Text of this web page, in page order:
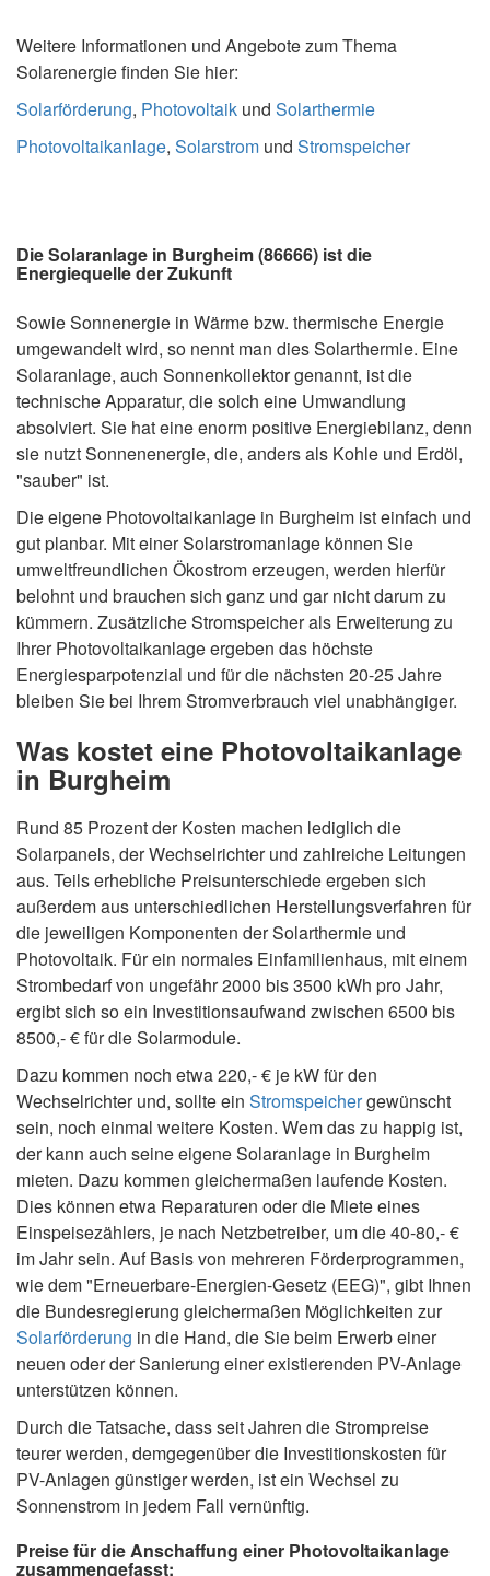
Weitere Informationen und Angebote zum Thema
Solarenergie finden Sie hier:
Solarförderung, Photovoltaik und Solarthermie
Photovoltaikanlage, Solarstrom und Stromspeicher
Die Solaranlage in Burgheim (86666) ist die
Energiequelle der Zukunft
Sowie Sonnenergie in Wärme bzw. thermische Energie
umgewandelt wird, so nennt man dies Solarthermie. Eine
Solaranlage, auch Sonnenkollektor genannt, ist die
technische Apparatur, die solch eine Umwandlung
absolviert. Sie hat eine enorm positive Energiebilanz, denn
sie nutzt Sonnenenergie, die, anders als Kohle und Erdöl,
"sauber" ist.
Die eigene Photovoltaikanlage in Burgheim ist einfach und
gut planbar. Mit einer Solarstromanlage können Sie
umweltfreundlichen Ökostrom erzeugen, werden hierfür
belohnt und brauchen sich ganz und gar nicht darum zu
kümmern. Zusätzliche Stromspeicher als Erweiterung zu
Ihrer Photovoltaikanlage ergeben das höchste
Energiesparpotenzial und für die nächsten 20-25 Jahre
bleiben Sie bei Ihrem Stromverbrauch viel unabhängiger.
Was kostet eine Photovoltaikanlage
in Burgheim
Rund 85 Prozent der Kosten machen lediglich die
Solarpanels, der Wechselrichter und zahlreiche Leitungen
aus. Teils erhebliche Preisunterschiede ergeben sich
außerdem aus unterschiedlichen Herstellungsverfahren für
die jeweiligen Komponenten der Solarthermie und
Photovoltaik. Für ein normales Einfamilienhaus, mit einem
Strombedarf von ungefähr 2000 bis 3500 kWh pro Jahr,
ergibt sich so ein Investitionsaufwand zwischen 6500 bis
8500,- € für die Solarmodule.
Dazu kommen noch etwa 220,- € je kW für den
Wechselrichter und, sollte ein Stromspeichergewünscht
sein, noch einmal weitere Kosten. Wem das zu happig ist,
der kann auch seine eigene Solaranlage in Burgheim
mieten. Dazu kommen gleichermaßen laufende Kosten.
Dies können etwa Reparaturen oder die Miete eines
Einspeisezählers, je nach Netzbetreiber, um die 40-80,- €
im Jahr sein. Auf Basis von mehreren Förderprogrammen,
wie dem "Erneuerbare-Energien-Gesetz (EEG)", gibt Ihnen
die Bundesregierung gleichermaßen Möglichkeiten zur
Solarförderung in die Hand, die Sie beim Erwerb einer
neuen oder der Sanierung einer existierenden PV-Anlage
unterstützen können.
Durch die Tatsache, dass seit Jahren die Strompreise
teurer werden, demgegenüber die Investitionskosten für
PV-Anlagen günstiger werden, ist ein Wechsel zu
Sonnenstrom in jedem Fall vernünftig.
Preise für die Anschaffung einer Photovoltaikanlage
zusammengefasst: